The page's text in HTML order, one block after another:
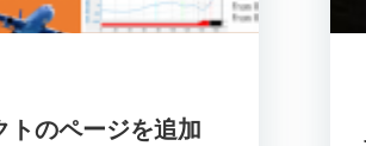
トのページを追加